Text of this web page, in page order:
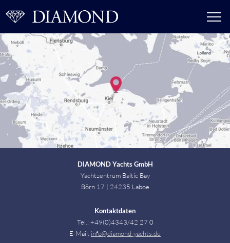
DIAMOND Yachts GmbH
Yachtzentrum Baltic Bay
Börn 17 | 24235 Laboe
Kontaktdaten
Tel.: +49(0)4343/42 27 0
E-Mail: info@diamond-yachts.de